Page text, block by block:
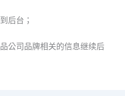
后台；
公司品牌相关的信息继续后